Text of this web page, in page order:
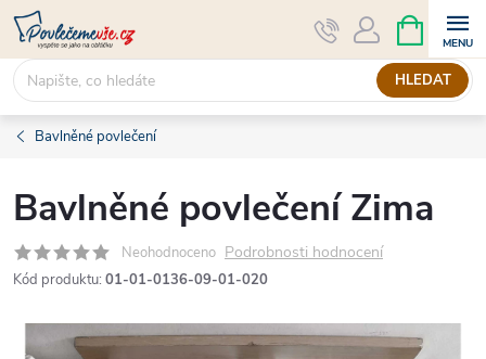
Přejít
obsah
HLEDAT
NÁKUPNÍ
KOŠÍK
Bavlněné povlečení
Bavlněné povlečení Zima
Neohodnoceno Podrobnosti hodnocení
Kód produktu: 01-01-0136-09-01-020